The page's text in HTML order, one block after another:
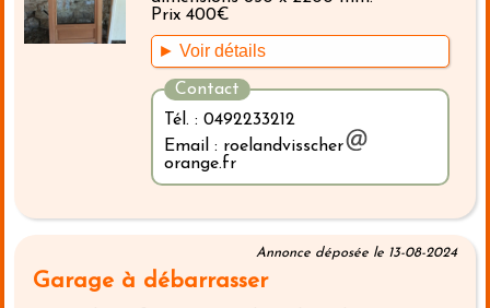
Prix 400€
► Voir détails
Contact
Tél. : 0492233212
Email : roelandvisscher
orange.fr
Annonce déposée le 13-08-2024
Garage à débarrasser